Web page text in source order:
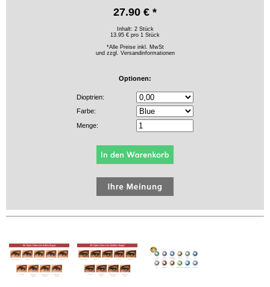
27.90 € *
Inhalt: 2 Stück
13.95 € pro 1 Stück
*Alle Preise inkl. MwSt
und zzgl. Versandinformationen
Optionen:
Dioptrien:
Farbe:
Menge: